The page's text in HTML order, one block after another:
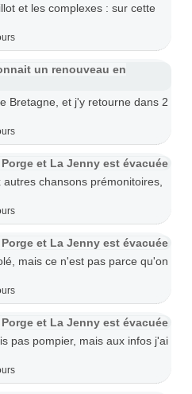
et les complexes : sur cette
un renouveau en
Bretagne, et j'y retourne dans 2
et La Jenny est évacuée
chansons prémonitoires,
et La Jenny est évacuée
mais ce n'est pas parce qu'on
et La Jenny est évacuée
pas pompier, mais aux infos j'ai